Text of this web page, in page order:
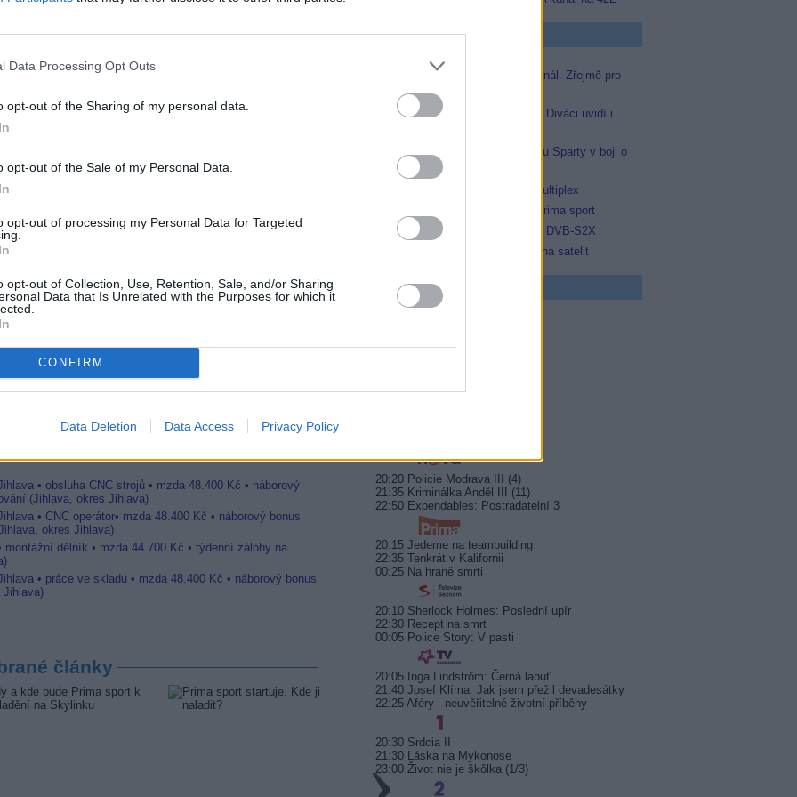
Data Processing Opt Outs
opt-out of the Sharing of my personal data.
opt-out of the Sale of my Personal Data.
opt-out of processing my Personal Data for Targeted
opt-out of Collection, Use, Retention, Sale, and/or Sharing
Data that Is Unrelated with the Purposes for which it
CONFIRM
Data Deletion Data Access Privacy Policy
V, SR 27500, FEC 3/4, DVB-S/QPSK, FTA
13E v září
S2
13E v září
programu
• obsluha CNC strojů • mzda 48.400 Kč • náborový
(Jihlava, okres Jihlava)
• CNC operátor• mzda 48.400 Kč • náborový bonus
okres Jihlava)
montážní dělník • mzda 44.700 Kč • týdenní zálohy na
• práce ve skladu • mzda 48.400 Kč • náborový bonus
Jihlava)
články
Top Zprávičky
Skylink spustil nový Test kanál. Zřejmě pro
Prima sport
Oneplay zařadí Prima sport. Diváci uvidí i
Prima sport odvysílá i odvetu Sparty v boji o
Ligu mistrů
Operátor Du převzal další multiplex
Antik TV potvrdil zařazení Prima sport
Televisa Networks přešla na DVB-S2X
Ukrajinská Super+ se vrací na satelit
TV program
20:10 Docent (3/3)
20:20 Policie Modrava III (4)
21:35 Kriminálka Anděl III (11)
22:50 Expendables: Postradatelní 3
20:15 Jedeme na teambuilding
22:35 Tenkrát v Kalifornii
00:25 Na hraně smrti
20:10 Sherlock Holmes: Poslední upír
22:30 Recept na smrt
00:05 Police Story: V pasti
20:05 Inga Lindström: Černá labuť
21:40 Josef Klíma: Jak jsem přežil devadesátky
22:25 Aféry - neuvěřitelné životní příběhy
20:30 Srdcia II
21:30 Láska na Mykonose
23:00 Život nie je škôlka (1/3)